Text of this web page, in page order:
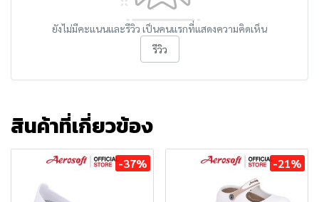
ยังไม่มีคะแนนและรีวิว เป็นคนแรกที่แสดงความคิดเห็น
รีวิว
สินค้าที่เกี่ยวข้อง
-37% -21%